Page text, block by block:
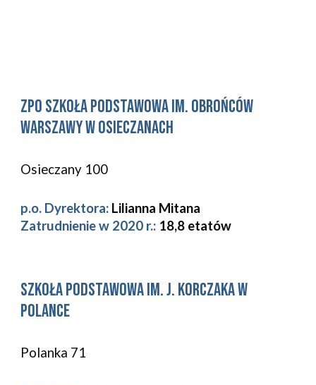
zpo Szkoła Podstawowa im. Obrońców
Warszawy w Osieczanach
Osieczany 100
p.o. Dyrektora: Lilianna Mitana
Zatrudnienie w 2020 r.: 18,8 etatów
Szkoła Podstawowa im. J. Korczaka w
Polance
Polanka 71